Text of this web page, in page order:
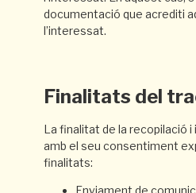
documentació que acrediti
l’interessat.
Finalitats del
La finalitat de la recopilació
amb el seu consentiment
finalitats: